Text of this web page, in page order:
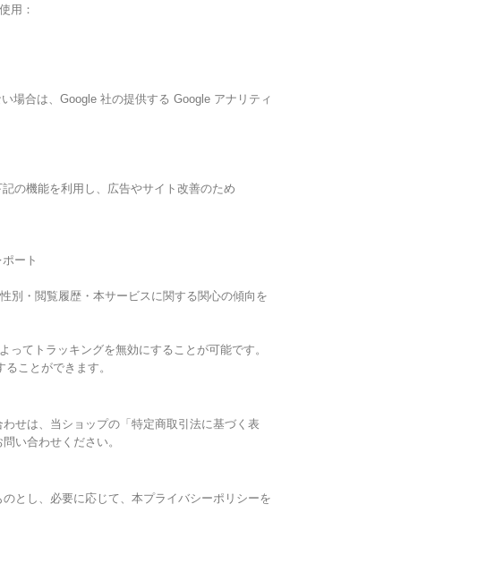
用：
場合は、Google 社の提供する Google アナリティ
の機能を利用し、広告やサイト改善のため
ート
別・閲覧履歴・本サービスに関する関心の傾向を
ってトラッキングを無効にすることが可能です。
ことができます。
せは、当ショップの「特定商取引法に基づく表
い合わせください。
とし、必要に応じて、本プライバシーポリシーを